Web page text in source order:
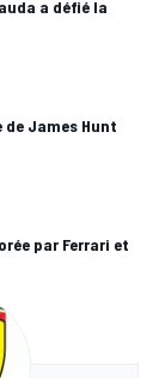
a défié la
James Hunt
par Ferrari et